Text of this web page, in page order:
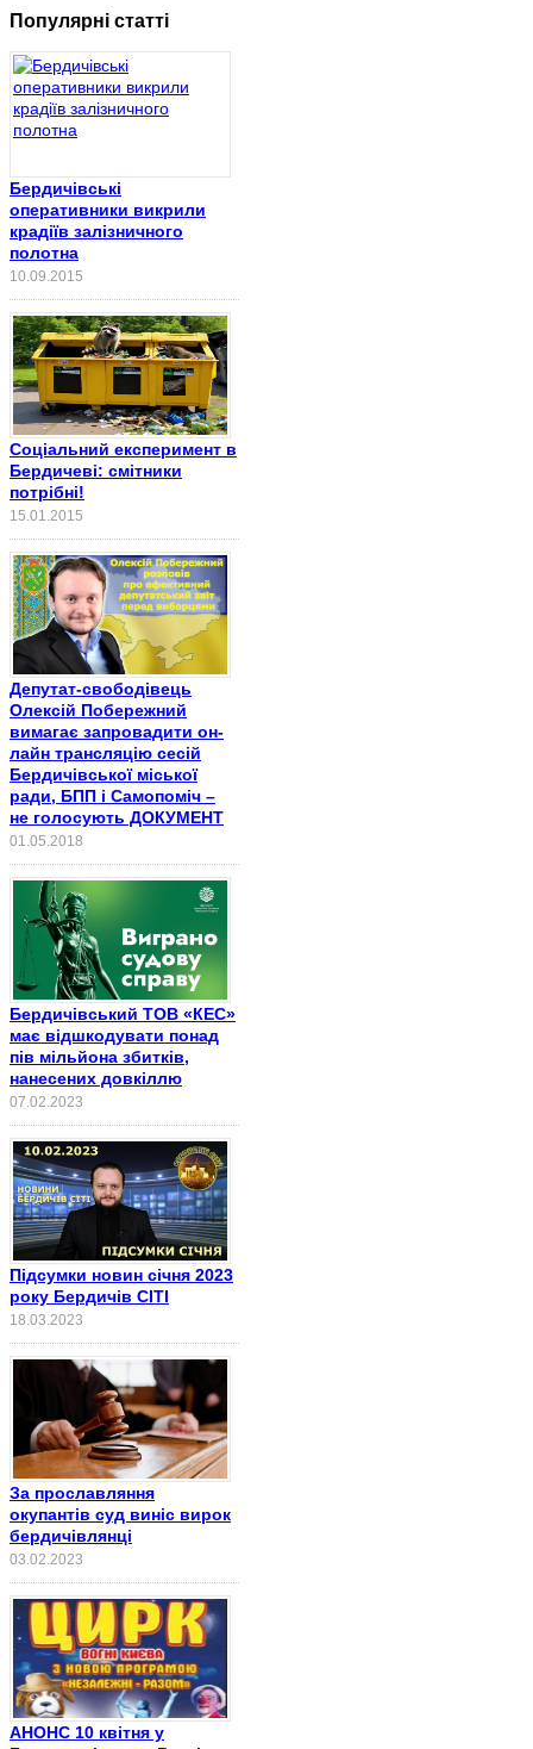
Популярні статті
Бердичівські
оперативники викрили
крадіїв залізничного
полотна
10.09.2015
Соціальний експеримент в
Бердичеві: смітники
потрібні!
15.01.2015
Депутат-свободівець
Олексій Побережний
вимагає запровадити он-
лайн трансляцію сесій
Бердичівської міської
ради, БПП і Самопоміч –
не голосують ДОКУМЕНТ
01.05.2018
Бердичівський ТОВ «КЕС»
має відшкодувати понад
пів мільйона збитків,
нанесених довкіллю
07.02.2023
Підсумки новин січня 2023
року Бердичів СІТІ
18.03.2023
За прославляння
окупантів суд виніс вирок
бердичівлянці
03.02.2023
АНОНС 10 квітня у